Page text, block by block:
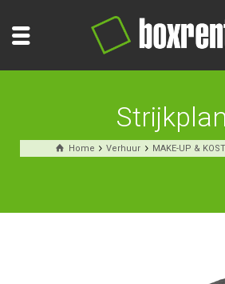
Home Verhuur MAKE-UP &